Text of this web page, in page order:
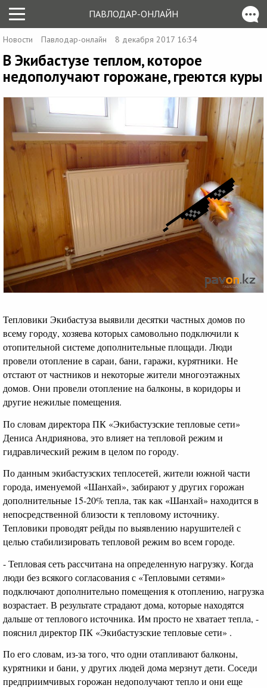
ПАВЛОДАР-ОНЛАЙН
Новости Павлодар-онлайн 8 декабря 2017 16:34
В Экибастузе теплом, которое
недополучают горожане, греются куры
Тепловики Экибастуза выявили десятки частных домов по
всему городу, хозяева которых самовольно подключили к
отопительной системе дополнительные площади. Люди
провели отопление в сараи, бани, гаражи, курятники. Не
отстают от частников и некоторые жители многоэтажных
домов. Они провели отопление на балконы, в коридоры и
другие нежилые помещения.
По словам директора ПК «Экибастузские тепловые сети»
Дениса Андриянова, это влияет на тепловой режим и
гидравлический режим в целом по городу.
По данным экибастузских теплосетей, жители южной части
города, именуемой «Шанхай», забирают у других горожан
дополнительные 15-20% тепла, так как «Шанхай» находится в
непосредственной близости к тепловому источнику.
Тепловики проводят рейды по выявлению нарушителей с
целью стабилизировать тепловой режим во всем городе.
- Тепловая сеть рассчитана на определенную нагрузку. Когда
люди без всякого согласования с «Тепловыми сетями»
подключают дополнительно помещения к отоплению, нагрузка
возрастает. В результате страдают дома, которые находятся
дальше от теплового источника. Им просто не хватает тепла, -
пояснил директор ПК «Экибастузские тепловые сети» .
По его словам, из-за того, что одни отапливают балконы,
курятники и бани, у других людей дома мерзнут дети. Соседи
предприимчивых горожан недополучают тепло и они еще